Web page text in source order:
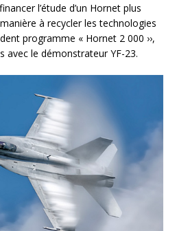
l’étude d’un Hornet plus
à recycler les technologies
programme « Hornet 2 000 ››,
avec le démonstrateur YF-23.